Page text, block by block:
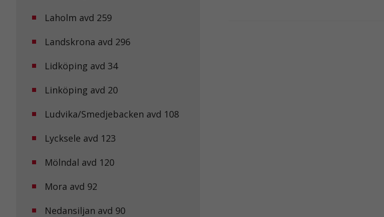
Laholm avd 259
Landskrona avd 296
Lidköping avd 34
Linköping avd 20
Ludvika/Smedjebacken avd 108
Lycksele avd 123
Mölndal avd 120
Mora avd 92
Nedansiljan avd 90